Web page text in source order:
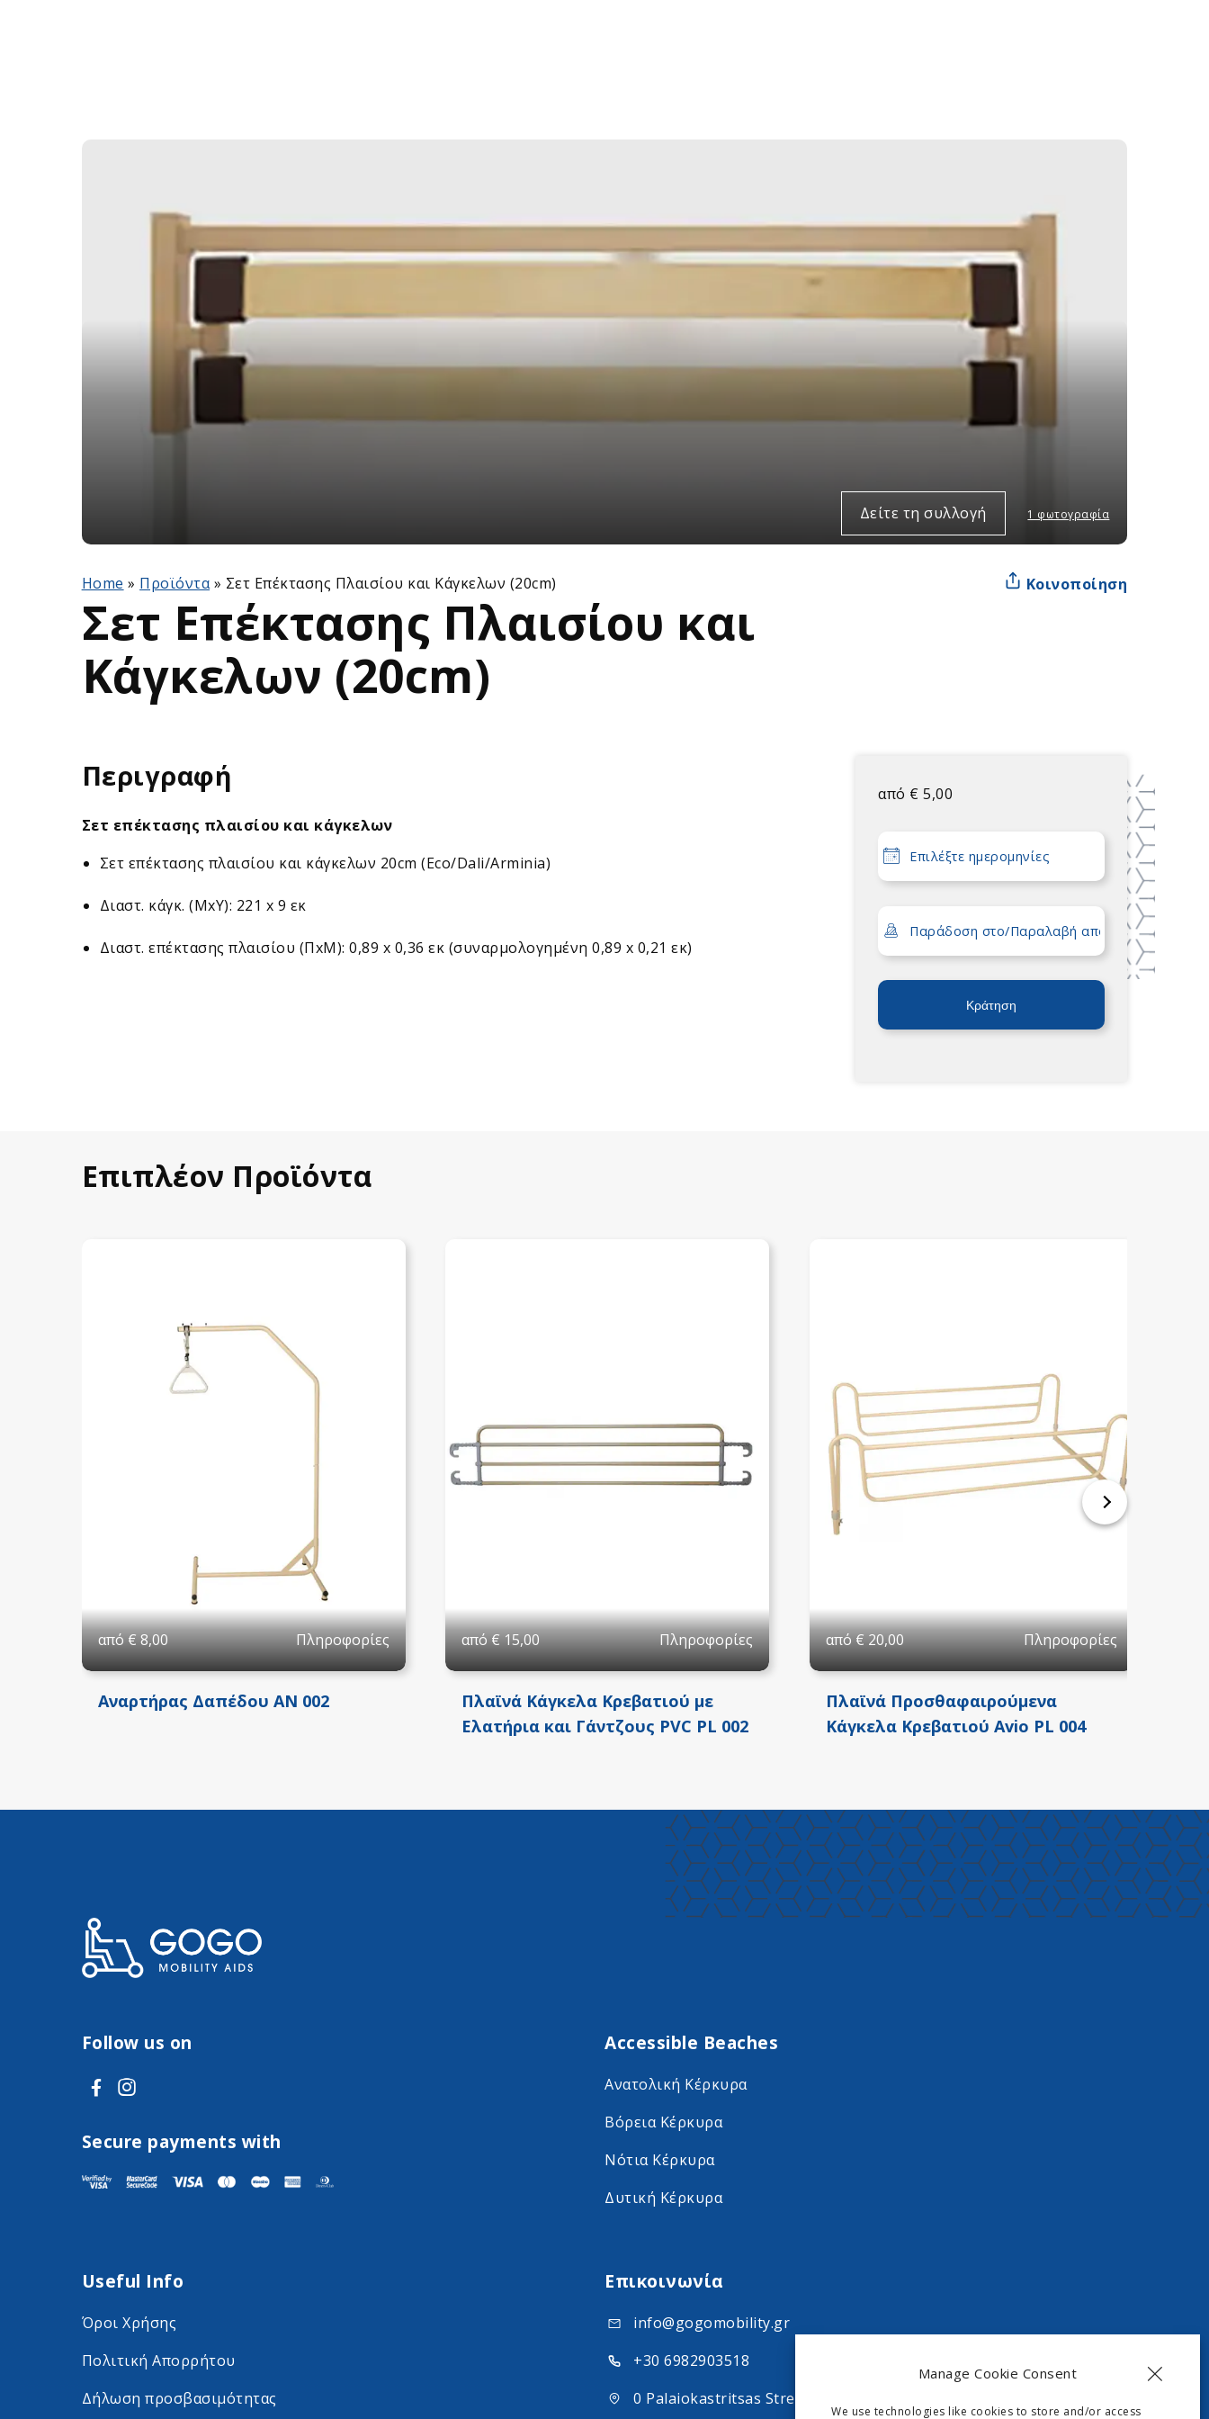
Manage Cookie Consent
We use technologies like cookies to store and/or access
Δείτε τη συλλογή 1 φωτογραφία
Home » Προϊόντα» Σετ Επέκτασης Πλαισίου και Κάγκελων (20cm)
Σετ Επέκτασης Πλαισίου και
Κάγκελων (20cm)
Κοινοποίηση
από € 5,00
Κράτηση
Περιγραφή
Σετ επέκτασης πλαισίου και κάγκελων
Σετ επέκτασης πλαισίου και κάγκελων 20cm (Εco/Dali/Arminia)
Διαστ. κάγκ. (ΜxΥ): 221 x 9 εκ
Διαστ. επέκτασης πλαισίου (ΠxΜ): 0,89 x 0,36 εκ (συναρμολογημένη 0,89 x 0,21 εκ)
Επιπλέον Προϊόντα
από€8,00 Πληροφορίες
Αναρτήρας Δαπέδου ΑΝ 002
από€15,00 Πληροφορίες
Πλαϊνά Κάγκελα Κρεβατιού με
Ελατήρια και Γάντζους PVC PL 002
από€20,00 Πληροφορίες
Πλαϊνά Προσθαφαιρούμενα
Κάγκελα Κρεβατιού Avio PL 004
Follow us on
V
s
i
c
e
o
o
V
s
i
s
t
g
r
Secure payments with
Accessible Beaches
Ανατολική Κέρκυρα
Βόρεια Κέρκυρα
Νότια Κέρκυρα
Δυτική Κέρκυρα
Useful Info
Όροι Χρήσης
Πολιτική Απορρήτου
Δήλωση προσβασιμότητας
Επικοινωνία
info@gogomobility.gr
+30 6982903518
0 Palaiokastritsas Street, Skripero